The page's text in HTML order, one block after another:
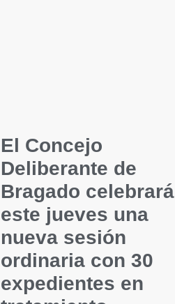
El Concejo
Deliberante de
Bragado celebrará
este jueves una
nueva sesión
ordinaria con 30
expedientes en